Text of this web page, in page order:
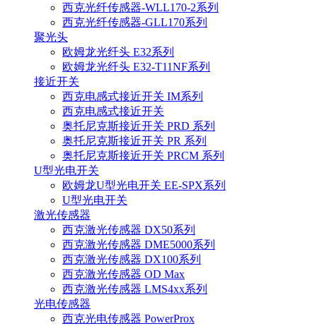
西克光纤传感器-WLL170-2系列
西克光纤传感器-GLL170系列
聚光头
欧姆龙光纤头 E32系列
欧姆龙光纤头 E32-T11NF系列
接近开关
西克电感式接近开关 IM系列
西克电感式接近开关
奥托尼克斯接近开关 PRD 系列
奥托尼克斯接近开关 PR 系列
奥托尼克斯接近开关 PRCM 系列
U型光电开关
欧姆龙U型光电开关 EE-SPX系列
U型光电开关
激光传感器
西克激光传感器 DX50系列
西克激光传感器 DME5000系列
西克激光传感器 DX100系列
西克激光传感器 OD Max
西克激光传感器 LMS4xx系列
光电传感器
西克光电传感器 PowerProx